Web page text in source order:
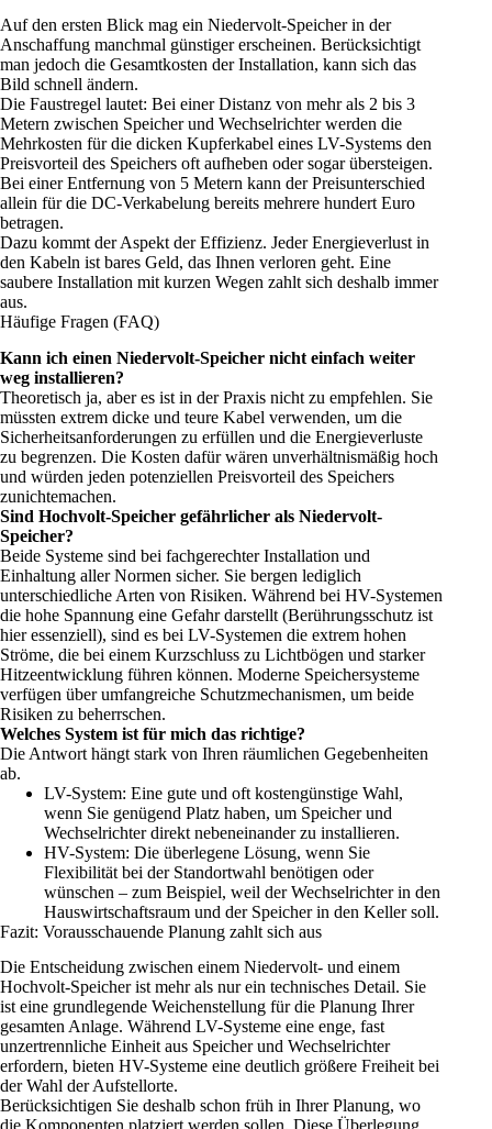
Auf den ersten Blick mag ein Niedervolt-Speicherin der
Anschaffung manchmal günstiger erscheinen. Berücksichtigt
man jedoch die Gesamtkosten der Installation, kann sich das
Bild schnell ändern.
Die Faustregel lautet: Bei einer Distanz von mehr als 2 bis 3
Metern zwischen Speicher und Wechselrichter werden die
Mehrkosten für die dicken Kupferkabel eines LV-Systems den
Preisvorteil des Speichers oft aufheben oder sogar übersteigen.
Bei einer Entfernung von 5 Metern kann der Preisunterschied
allein für die DC-Verkabelung bereits mehrere hundert Euro
betragen.
Dazu kommt der Aspekt der Effizienz. Jeder Energieverlust in
den Kabeln ist bares Geld, das Ihnen verloren geht. Eine
saubere Installation mit kurzen Wegen zahlt sich deshalb immer
aus.
Häufige Fragen (FAQ)
Kann ich einen Niedervolt-Speicher nicht einfach weiter
weg installieren?
Theoretisch ja, aber es ist in der Praxis nicht zu empfehlen. Sie
müssten extrem dicke und teure Kabel verwenden, um die
Sicherheitsanforderungen zu erfüllen und die Energieverluste
zu begrenzen. Die Kosten dafür wären unverhältnismäßig hoch
und würden jeden potenziellen Preisvorteil des Speichers
zunichtemachen.
Sind Hochvolt-Speicher gefährlicher als Niedervolt-
Speicher?
Beide Systeme sind bei fachgerechter Installation und
Einhaltung aller Normen sicher. Sie bergen lediglich
unterschiedliche Arten von Risiken. Während bei HV-Systemen
die hohe Spannung eine Gefahr darstellt (Berührungsschutz ist
hier essenziell), sind es bei LV-Systemen die extrem hohen
Ströme, die bei einem Kurzschluss zu Lichtbögen und starker
Hitzeentwicklung führen können. Moderne Speichersysteme
verfügen über umfangreiche Schutzmechanismen, um beide
Risiken zu beherrschen.
Welches System ist für mich das richtige?
Die Antwort hängt stark von Ihren räumlichen Gegebenheiten
ab.
LV-System: Eine gute und oft kostengünstige Wahl,
wenn Sie genügend Platz haben, um Speicher und
Wechselrichter direkt nebeneinander zu installieren.
HV-System: Die überlegene Lösung, wenn Sie
Flexibilität bei der Standortwahl benötigen oder
wünschen – zum Beispiel, weil der Wechselrichter in den
Hauswirtschaftsraum und der Speicher in den Keller soll.
Fazit: Vorausschauende Planung zahlt sich aus
Die Entscheidung zwischen einem Niedervolt- und einem
Hochvolt-Speicher ist mehr als nur ein technisches Detail. Sie
ist eine grundlegende Weichenstellung für die Planung Ihrer
gesamten Anlage. Während LV-Systeme eine enge, fast
unzertrennliche Einheit aus Speicher und Wechselrichter
erfordern, bieten HV-Systeme eine deutlich größere Freiheit bei
der Wahl der Aufstellorte.
Berücksichtigen Sie deshalb schon früh in Ihrer Planung, wo